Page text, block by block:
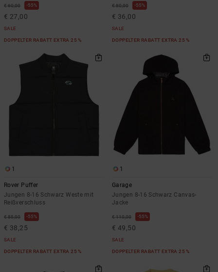
€ 60,00 55%
€ 27,00
SALE
DOPPELTER RABATT EXTRA 25 %
€ 80,00 55%
€ 36,00
SALE
DOPPELTER RABATT EXTRA 25 %
1
Rover Puffer
Jungen 8-16 Schwarz Weste mit
Reißverschluss
€ 85,00 55%
€ 38,25
SALE
DOPPELTER RABATT EXTRA 25 %
1
Garage
Jungen 8-16 Schwarz Canvas-
Jacke
€ 110,00 55%
€ 49,50
SALE
DOPPELTER RABATT EXTRA 25 %